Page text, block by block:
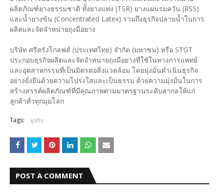
ผลิตภัณฑ์ยางธรรมชาติ ทั้งยางแท่ง (TSR) ยางแผ่นรมควัน (RSS)
และน้ำยางข้น (Concentrated Latex) รวมถึงธุรกิจปลายน้ำในการ
ผลิตและจัดจำหน่ายถุงมือยาง
บริษัท ศรีตรังโกลฟส์ (ประเทศไทย) จำกัด (มหาชน) หรือ STGT
ประกอบธุรกิจผลิตและจัดจำหน่ายถุงมือยางที่ใช้ในทางการแพทย์
และอุตสาหกรรมที่เป็นมิตรต่อสิ่งแวดล้อม โดยมุ่งมั่นดำเนินธุรกิจ
อย่างยั่งยืนด้วยความโปร่งใสและเป็นธรรม ด้วยความมุ่งมั่นในการ
สร้างสรรค์ผลิตภัณฑ์ที่มีคุณภาพตามมาตรฐานระดับสากลให้แก่
ลูกค้าทั่วทุกมุมโลก
Tags: ธุรกิจ
POST A COMMENT